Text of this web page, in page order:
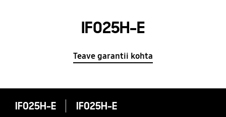
IF025H-E
Teave garantii kohta
IF025H-E IF025H-E